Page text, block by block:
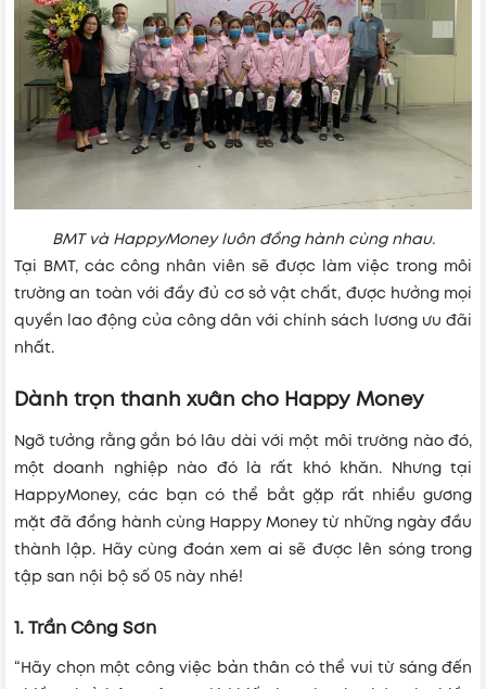
BMT và HappyMoney luôn đồng hành cùng nhau.
Tại BMT, các công nhân viên sẽ được làm việc trong môi
trường an toàn với đầy đủ cơ sở vật chất, được hưởng mọi
quyền lao động của công dân với chính sách lương ưu đãi
nhất.
Dành trọn thanh xuân cho Happy Money
Ngỡ tưởng rằng gắn bó lâu dài với một môi trường nào đó,
một doanh nghiệp nào đó là rất khó khăn. Nhưng tại
HappyMoney, các bạn có thể bắt gặp rất nhiều gương
mặt đã đồng hành cùng Happy Money từ những ngày đầu
thành lập. Hãy cùng đoán xem ai sẽ được lên sóng trong
tập san nội bộ số 05 này nhé!
1. Trần Công Sơn
“Hãy chọn một công việc bản thân có thể vui từ sáng đến